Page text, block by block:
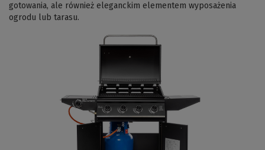
gotowania, ale również eleganckim elementem wyposażenia
ogrodu lub tarasu.